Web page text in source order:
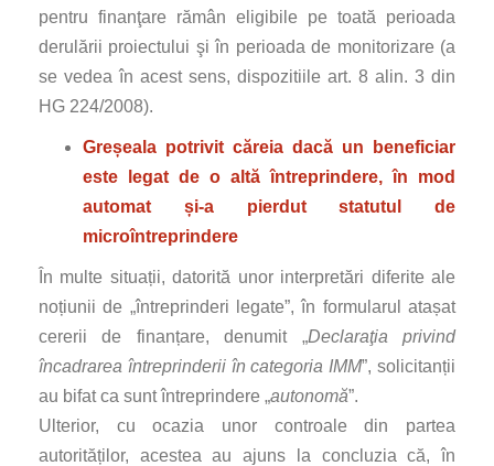
pentru finanţare rămân eligibile pe toată perioada
derulării proiectului şi în perioada de monitorizare (a
se vedea în acest sens, dispozitiile art. 8 alin. 3 din
HG 224/2008).
Greșeala potrivit căreia dacă un beneficiar
este legat de o altă întreprindere, în mod
automat și-a pierdut statutul de
microîntreprindere
În multe situații, datorită unor interpretări diferite ale
noțiunii de „întreprinderi legate”, în formularul atașat
cererii de finanțare, denumit „Declaraţia privind
încadrarea întreprinderii în categoria IMM”, solicitanții
au bifat ca sunt întreprindere „autonomă”.
Ulterior, cu ocazia unor controale din partea
autorităților, acestea au ajuns la concluzia că, în